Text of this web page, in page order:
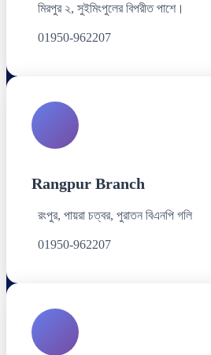
মিরপুর ২, সুইমিংপুলের বিপরীত পাশে।
01950-962207
Rangpur Branch
রংপুর, পায়রা চত্বর, পুরাতন বিএনপি গলি
01950-962207